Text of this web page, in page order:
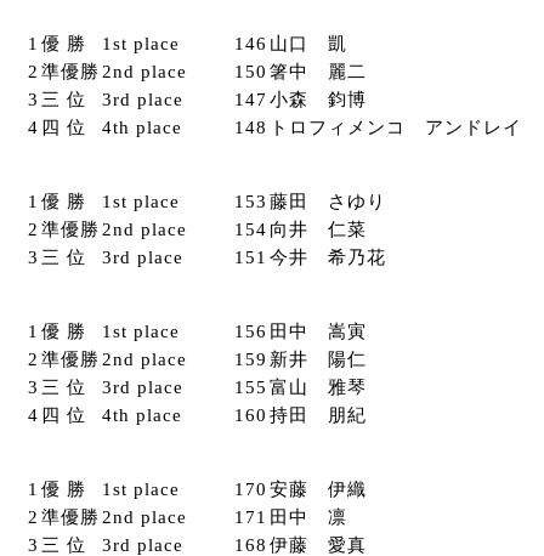
1 優 勝 1st place 146 山口 凱
2 準優勝 2nd place 150 箸中 麗二
3 三 位 3rd place 147 小森 鈞博
4 四 位 4th place 148 トロフィメンコ アンドレイ
1 優 勝 1st place 153 藤田 さゆり
2 準優勝 2nd place 154 向井 仁菜
3 三 位 3rd place 151 今井 希乃花
1 優 勝 1st place 156 田中 嵩寅
2 準優勝 2nd place 159 新井 陽仁
3 三 位 3rd place 155 富山 雅琴
4 四 位 4th place 160 持田 朋紀
1 優 勝 1st place 170 安藤 伊織
2 準優勝 2nd place 171 田中 凛
3 三 位 3rd place 168 伊藤 愛真